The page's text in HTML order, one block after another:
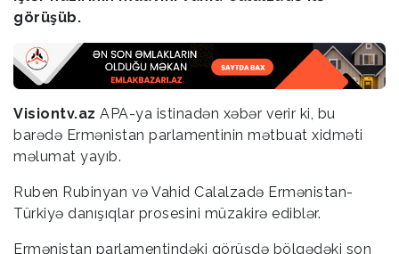
görüşüb.
Visiontv.az APA-ya istinadən xəbər verir ki, bu
barədə Ermənistan parlamentinin mətbuat xidməti
məlumat yayıb.
Ruben Rubinyan və Vahid Calalzadə Ermənistan-
Türkiyə danışıqlar prosesini müzakirə ediblər.
Ermənistan parlamentindəki görüşdə bölgədəki son